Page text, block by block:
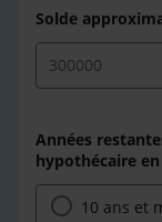
Solde
Années
hypothécaire
10 ans et